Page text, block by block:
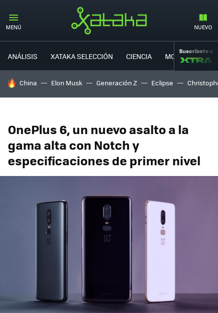
MENÚ NUEVO
ANÁLISIS XATAKA SELECCIÓN CIENCIA MOVILIDAD
Suscríbete a
HOY SE HABLA DE
China Elon Musk Generación Z Eclipse
OnePlus 6, un nuevo asalto a la
gama alta con Notch y
especificaciones de primer nivel